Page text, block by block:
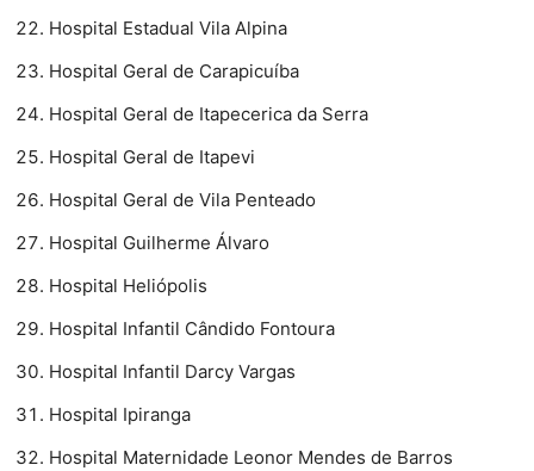
Hospital Estadual Vila Alpina
Hospital Geral de Carapicuíba
Hospital Geral de Itapecerica da Serra
Hospital Geral de Itapevi
Hospital Geral de Vila Penteado
Hospital Guilherme Álvaro
Hospital Heliópolis
Hospital Infantil Cândido Fontoura
Hospital Infantil Darcy Vargas
Hospital Ipiranga
Hospital Maternidade Leonor Mendes de Barros